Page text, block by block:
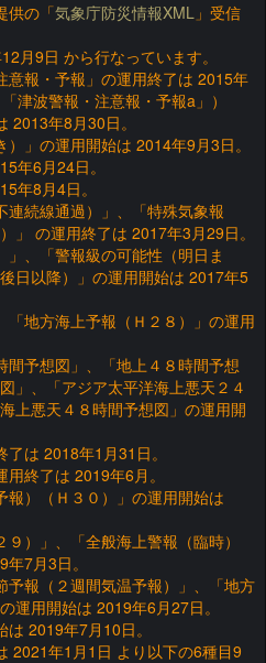
供の「気象庁防災情報XML 」受信
月9日 から行なっています。
意報・予報」の運用終了は 2015年
津波警報・注意報・予報a」）
2013年8月30日。
」の運用開始は 2014年9月3日。
年6月24日。
年8月4日。
続線通過）」、「特殊気象報
」 の運用終了は 2017年3月29日。
、「警報級の可能性（明日ま
日以降）」の運用開始は 2017年5
地方海上予報（Ｈ２８）」の運用
予想図」、「地上４８時間予想
」、「アジア太平洋海上悪天２４
上悪天４８時間予想図」の運用開
は 2018年1月31日。
終了は 2019年6月。
）（Ｈ３０）」の運用開始は
）」、「全般海上警報（臨時）
7月3日。
報（２週間気温予報）」、「地方
運用開始は 2019年6月27日。
2019年7月10日。
2021年1月1日 より以下の6種目9